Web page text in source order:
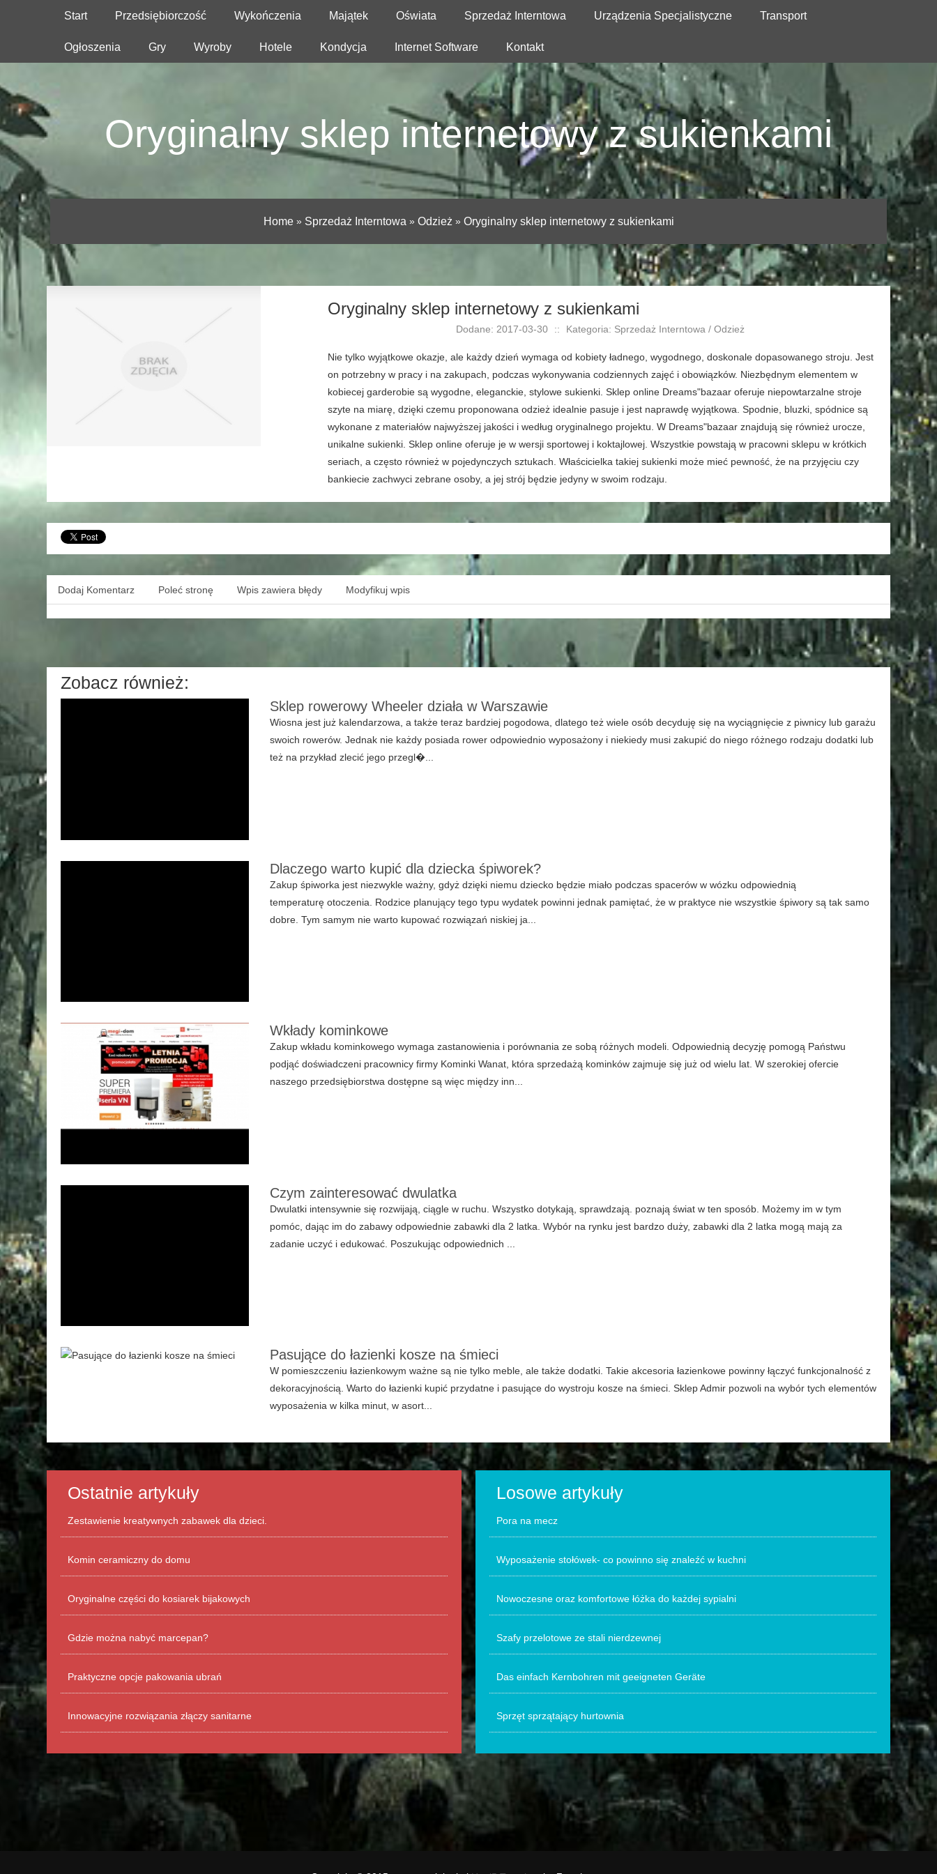
Start Przedsiębiorczość Wykończenia Majątek Oświata Sprzedaż Interntowa Urządzenia Specjalistyczne Transport
Ogłoszenia Gry Wyroby Hotele Kondycja Internet Software Kontakt
Oryginalny sklep internetowy z sukienkami
Home» Sprzedaż Interntowa » Odzież » Oryginalny sklep internetowy z sukienkami
Oryginalny sklep internetowy z sukienkami
Dodane: 2017-03-30 :: Kategoria: Sprzedaż Interntowa / Odzież
Nie tylko wyjątkowe okazje, ale każdy dzień wymaga od kobiety ładnego, wygodnego, doskonale dopasowanego stroju. Jest
on potrzebny w pracy i na zakupach, podczas wykonywania codziennych zajęć i obowiązków. Niezbędnym elementem w
kobiecej garderobie są wygodne, eleganckie, stylowe sukienki. Sklep online Dreams"bazaar oferuje niepowtarzalne stroje
szyte na miarę, dzięki czemu proponowana odzież idealnie pasuje i jest naprawdę wyjątkowa. Spodnie, bluzki, spódnice są
wykonane z materiałów najwyższej jakości i według oryginalnego projektu. W Dreams"bazaar znajdują się również urocze,
unikalne sukienki. Sklep online oferuje je w wersji sportowej i koktajlowej. Wszystkie powstają w pracowni sklepu w krótkich
seriach, a często również w pojedynczych sztukach. Właścicielka takiej sukienki może mieć pewność, że na przyjęciu czy
bankiecie zachwyci zebrane osoby, a jej strój będzie jedyny w swoim rodzaju.
Dodaj Komentarz Poleć stronę Wpis zawiera błędy Modyfikuj wpis
Zobacz również:
Sklep rowerowy Wheeler działa w Warszawie
Wiosna jest już kalendarzowa, a także teraz bardziej pogodowa, dlatego też wiele osób decyduję się na wyciągnięcie z piwnicy lub garażu
swoich rowerów. Jednak nie każdy posiada rower odpowiednio wyposażony i niekiedy musi zakupić do niego różnego rodzaju dodatki lub
też na przykład zlecić jego przegl�...
Dlaczego warto kupić dla dziecka śpiworek?
Zakup śpiworka jest niezwykle ważny, gdyż dzięki niemu dziecko będzie miało podczas spacerów w wózku odpowiednią
temperaturę otoczenia. Rodzice planujący tego typu wydatek powinni jednak pamiętać, że w praktyce nie wszystkie śpiwory są tak samo
dobre. Tym samym nie warto kupować rozwiązań niskiej ja...
Wkłady kominkowe
Zakup wkładu kominkowego wymaga zastanowienia i porównania ze sobą różnych modeli. Odpowiednią decyzję pomogą Państwu
podjąć doświadczeni pracownicy firmy Kominki Wanat, która sprzedażą kominków zajmuje się już od wielu lat. W szerokiej ofercie
naszego przedsiębiorstwa dostępne są więc między inn...
Czym zainteresować dwulatka
Dwulatki intensywnie się rozwijają, ciągle w ruchu. Wszystko dotykają, sprawdzają. poznają świat w ten sposób. Możemy im w tym
pomóc, dając im do zabawy odpowiednie zabawki dla 2 latka. Wybór na rynku jest bardzo duży, zabawki dla 2 latka mogą mają za
zadanie uczyć i edukować. Poszukując odpowiednich ...
Pasujące do łazienki kosze na śmieci
W pomieszczeniu łazienkowym ważne są nie tylko meble, ale także dodatki. Takie akcesoria łazienkowe powinny łączyć funkcjonalność z
dekoracyjnością. Warto do łazienki kupić przydatne i pasujące do wystroju kosze na śmieci. Sklep Admir pozwoli na wybór tych elementów
wyposażenia w kilka minut, w asort...
Ostatnie artykuły
Zestawienie kreatywnych zabawek dla dzieci.
Komin ceramiczny do domu
Oryginalne części do kosiarek bijakowych
Gdzie można nabyć marcepan?
Praktyczne opcje pakowania ubrań
Innowacyjne rozwiązania złączy sanitarne
Losowe artykuły
Pora na mecz
Wyposażenie stołówek- co powinno się znaleźć w kuchni
Nowoczesne oraz komfortowe łóżka do każdej sypialni
Szafy przelotowe ze stali nierdzewnej
Das einfach Kernbohren mit geeigneten Geräte
Sprzęt sprzątający hurtownia